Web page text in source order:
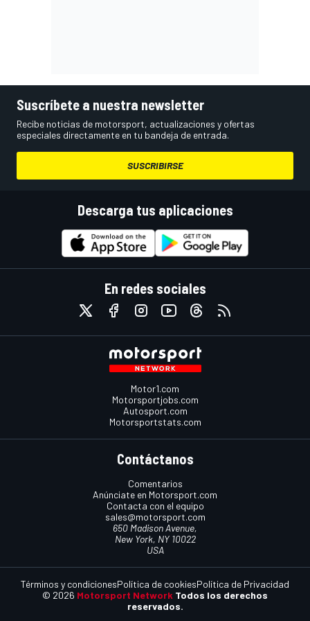
Suscríbete a nuestra newsletter
Recibe noticias de motorsport, actualizaciones y ofertas
especiales directamente en tu bandeja de entrada.
SUSCRIBIRSE
Descarga tus aplicaciones
En redes sociales
Motor1.com
Motorsportjobs.com
Autosport.com
Motorsportstats.com
Contáctanos
Comentarios
Anúnciate en Motorsport.com
Contacta con el equipo
sales@motorsport.com
650 Madison Avenue,
New York, NY 10022
USA
© 2026 Motorsport Network Todos los derechos
reservados.
Términos y condicionesPolítica de cookiesPolítica de Privacidad